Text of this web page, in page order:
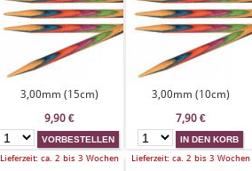
3,00mm (15cm)
9,90 €
3,00mm (10cm)
7,90 €
Lieferzeit: ca. 2 bis 3 Wochen Lieferzeit: ca. 2 bis 3 Wochen